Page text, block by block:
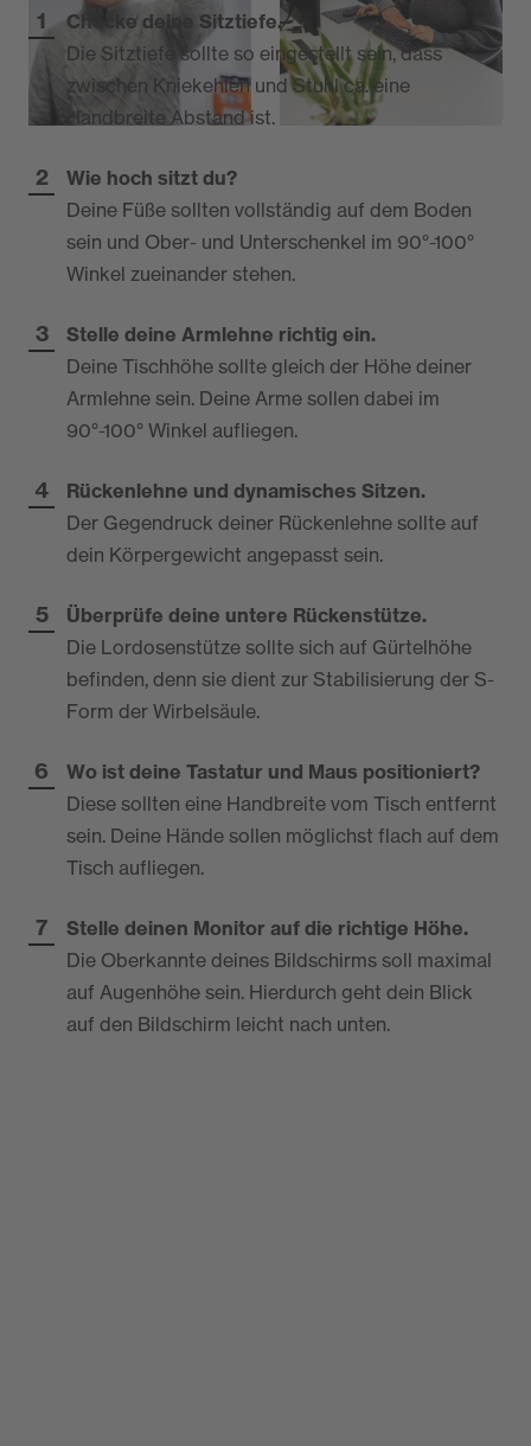
Checke deine Sitztiefe.
Die Sitztiefe sollte so eingestellt sein, dass
zwischen Kniekehlen und Stuhl ca. eine
Handbreite Abstand ist.
Wie hoch sitzt du?
Deine Füße sollten vollständig auf dem Boden
sein und Ober- und Unterschenkel im 90°-100°
Winkel zueinander stehen.
Stelle deine Armlehne richtig ein.
Deine Tischhöhe sollte gleich der Höhe deiner
Armlehne sein. Deine Arme sollen dabei im
90°-100° Winkel aufliegen.
Rückenlehne und dynamisches Sitzen.
Der Gegendruck deiner Rückenlehne sollte auf
dein Körpergewicht angepasst sein.
Überprüfe deine untere Rückenstütze.
Die Lordosenstütze sollte sich auf Gürtelhöhe
befinden, denn sie dient zur Stabilisierung der S-
Form der Wirbelsäule.
Wo ist deine Tastatur und Maus positioniert?
Diese sollten eine Handbreite vom Tisch entfernt
sein. Deine Hände sollen möglichst flach auf dem
Tisch aufliegen.
Stelle deinen Monitor auf die richtige Höhe.
Die Oberkannte deines Bildschirms soll maximal
auf Augenhöhe sein. Hierdurch geht dein Blick
auf den Bildschirm leicht nach unten.